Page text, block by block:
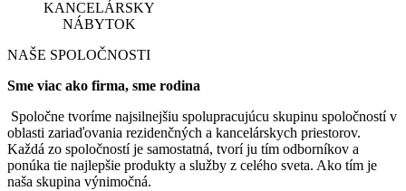
NAŠE SPOLOČNOSTI
Sme viac ako firma, sme rodina
Spoločne tvoríme najsilnejšiu spolupracujúcu skupinu spoločností v
oblasti zariaďovania rezidenčných a kancelárskych priestorov.
Každá zo spoločností je samostatná, tvorí ju tím odborníkov a
ponúka tie najlepšie produkty a služby z celého sveta. Ako tím je
naša skupina výnimočná.